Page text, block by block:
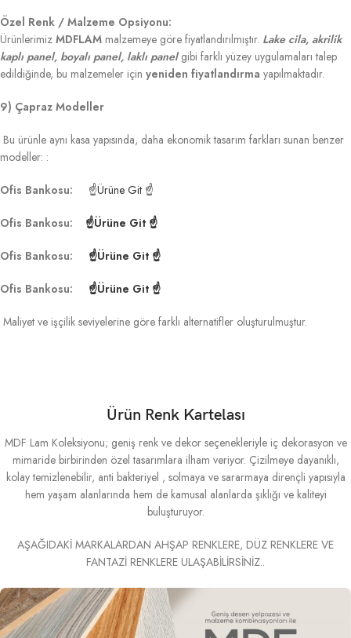
Özel Renk / Malzeme Opsiyonu:
Ürünlerimiz MDFLAM malzemeye göre fiyatlandırılmıştır. Lake cila, akrilik
kaplı panel, boyalı panel, laklı panel gibi farklı yüzey uygulamaları talep
edildiğinde, bu malzemeler için yeniden fiyatlandırma yapılmaktadır.
9) Çapraz Modeller
Bu ürünle aynı kasa yapısında, daha ekonomik tasarım farkları sunan benzer
modeller: :
Ofis Bankosu: ☝Ürüne Git ☝
Ofis Bankosu: ☝Ürüne Git ☝
Ofis Bankosu: ☝Ürüne Git ☝
Ofis Bankosu: ☝Ürüne Git ☝
Maliyet ve işçilik seviyelerine göre farklı alternatifler oluşturulmuştur.
Ürün Renk Kartelası
MDF Lam Koleksiyonu; geniş renk ve dekor seçenekleriyle iç dekorasyon ve
mimaride birbirinden özel tasarımlara ilham veriyor. Çizilmeye dayanıklı,
kolay temizlenebilir, anti bakteriyel , solmaya ve sararmaya dirençli yapısıyla
hem yaşam alanlarında hem de kamusal alanlarda şıklığı ve kaliteyi
buluşturuyor.
AŞAĞIDAKİ MARKALARDAN AHŞAP RENKLERE, DÜZ RENKLERE VE
FANTAZİ RENKLERE ULAŞABİLİRSİNİZ..